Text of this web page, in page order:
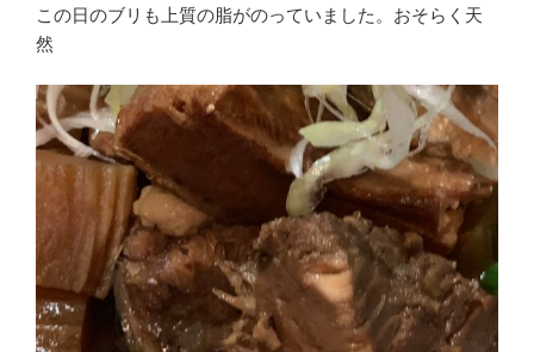
この日のブリも上質の脂がのっていました。おそらく天
然